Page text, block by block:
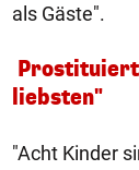
als Gäste".
liebsten"
"Acht Kinder